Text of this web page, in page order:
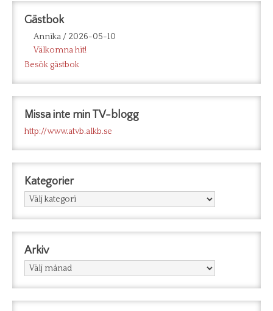
Gästbok
Annika/ 2026-05-10
Välkomna hit!
Besök gästbok
Missa inte min TV-blogg
http://www.atvb.alkb.se
Kategorier
Kategorier
Arkiv
Arkiv